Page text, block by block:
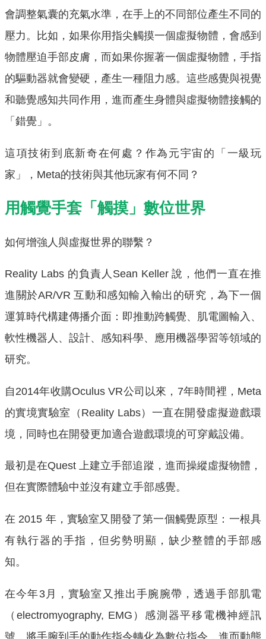
會調整氣囊的充氣水準，在手上的不同部位產生不同的
壓力。比如，如果你用指尖觸摸一個虛擬物體，會感到
物體壓迫手部皮膚，而如果你握著一個虛擬物體，手指
的驅動器就會變硬，產生一種阻力感。這些感覺與視覺
和聽覺感知共同作用，進而產生身體與虛擬物體接觸的
「錯覺」。
這項技術到底新奇在何處？作為元宇宙的「一級玩
家」，Meta的技術與其他玩家有何不同？
用觸覺手套「觸摸」數位世界
如何增強人與虛擬世界的聯繫？
Reality Labs 的負責人Sean Keller 說，他們一直在推
進關於AR/VR 互動和感知輸入輸出的研究，為下一個
運算時代構建傳播介面：即推動跨觸覺、肌電圖輸入、
軟性機器人、設計、感知科學、應用機器學習等領域的
研究。
自2014年收購Oculus VR公司以來，7年時間裡，Meta
的實境實驗室（Reality Labs）一直在開發虛擬遊戲環
境，同時也在開發更加適合遊戲環境的可穿戴設備。
最初是在Quest 上建立手部追蹤，進而操縱虛擬物體，
但在實際體驗中並沒有建立手部感覺。
在 2015 年，實驗室又開發了第一個觸覺原型：一根具
有執行器的手指，但劣勢明顯，缺少整體的手部感
知。
在今年3月，實驗室又推出手腕腕帶，透過手部肌電
（electromyography, EMG）感測器平移電機神經訊
號，將手腕到手的動作指令轉化為數位指令，進而動態